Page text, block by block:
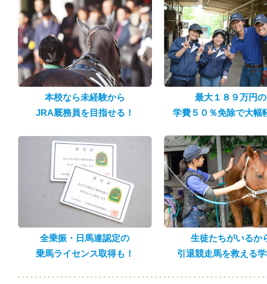
本校なら未経験から
JRA厩務員を目指せる！
最大１８９万円の
学費５０％免除で大幅
全乗振・日馬連認定の
乗馬ライセンス取得も！
生徒たちがいるか
引退競走馬を救える